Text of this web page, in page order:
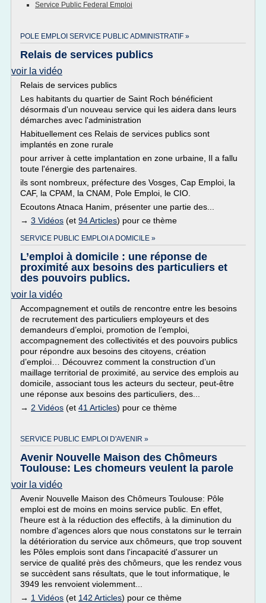
Service Public Federal Emploi
POLE EMPLOI SERVICE PUBLIC ADMINISTRATIF »
Relais de services publics
voir la vidéo
Relais de services publics
Les habitants du quartier de Saint Roch bénéficient
désormais d'un nouveau service qui les aidera dans leurs
démarches avec l'administration
Habituellement ces Relais de services publics sont
implantés en zone rurale
pour arriver à cette implantation en zone urbaine, Il a fallu
toute l'énergie des partenaires.
ils sont nombreux, préfecture des Vosges, Cap Emploi, la
CAF, la CPAM, la CNAM, Pole Emploi, le CIO.
Ecoutons Atnaca Hanim, présenter une partie des...
→ 3 Vidéos (et 94 Articles) pour ce thème
SERVICE PUBLIC EMPLOI A DOMICILE »
L’emploi à domicile : une réponse de
proximité aux besoins des particuliers et
des pouvoirs publics.
voir la vidéo
Accompagnement et outils de rencontre entre les besoins
de recrutement des particuliers employeurs et des
demandeurs d’emploi, promotion de l’emploi,
accompagnement des collectivités et des pouvoirs publics
pour répondre aux besoins des citoyens, création
d’emploi… Découvrez comment la construction d’un
maillage territorial de proximité, au service des emplois au
domicile, associant tous les acteurs du secteur, peut-être
une réponse aux besoins des particuliers, des...
→ 2 Vidéos (et 41 Articles) pour ce thème
SERVICE PUBLIC EMPLOI D'AVENIR »
Avenir Nouvelle Maison des Chômeurs
Toulouse: Les chomeurs veulent la parole
voir la vidéo
Avenir Nouvelle Maison des Chômeurs Toulouse: Pôle
emploi est de moins en moins service public. En effet,
l'heure est à la réduction des effectifs, à la diminution du
nombre d'agences alors que nous constatons sur le terrain
la détérioration du service aux chômeurs, que trop souvent
les Pôles emplois sont dans l'incapacité d'assurer un
service de qualité près des chômeurs, que les rendez vous
se succèdent sans résultats, que le tout informatique, le
3949 les renvoient violemment...
→ 1 Vidéos (et 142 Articles) pour ce thème